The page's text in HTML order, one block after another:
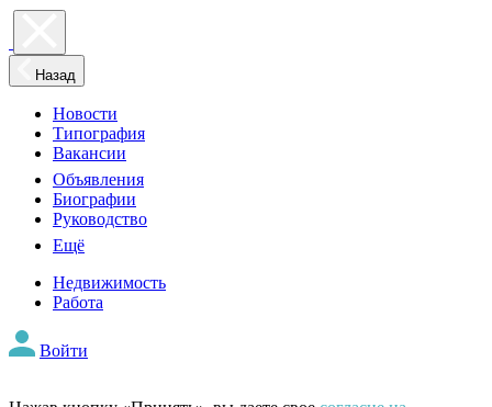
Назад
Новости
Типография
Вакансии
Объявления
Биографии
Руководство
Ещё
Недвижимость
Работа
Войти